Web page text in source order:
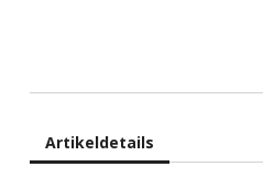
Artikeldetails